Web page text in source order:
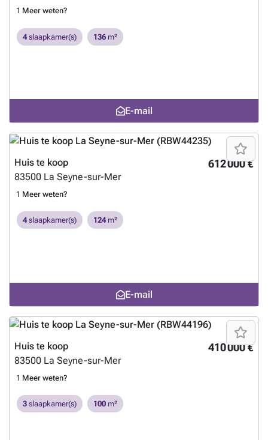
1 Meer weten?
4slaapkamer(s) 136 m²
E-mail
612 000 €
Huis te koop
83500 La Seyne-sur-Mer
1 Meer weten?
4slaapkamer(s) 124m²
E-mail
410 000 €
Huis te koop
83500 La Seyne-sur-Mer
1 Meer weten?
3 slaapkamer(s) 100 m²